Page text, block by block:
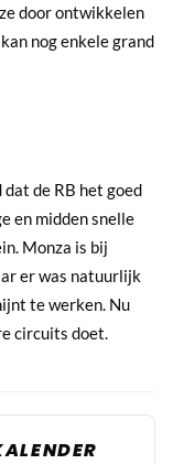
door ontwikkelen
nog enkele grand
de RB het goed
en midden snelle
Monza is bij
er was natuurlijk
te werken. Nu
circuits doet.